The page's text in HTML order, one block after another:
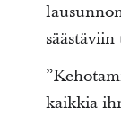
kaikkia